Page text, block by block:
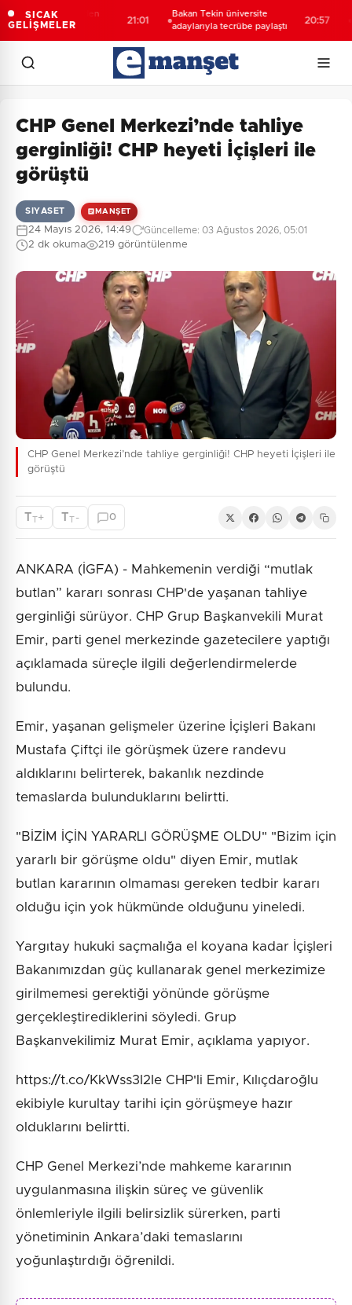
SICAK
GELİŞMELER
öğrencilerden
21:01
Bakan Tekin üniversite
adaylarıyla tecrübe paylaştı
20:57
CHP Genel Merkezi’nde tahliye
gerginliği! CHP heyeti İçişleri ile
görüştü
SIYASET MANŞET
24 Mayıs 2026, 14:49 Güncelleme: 03 Ağustos 2026, 05:01
2 dk okuma 219 görüntülenme
CHP Genel Merkezi’nde tahliye gerginliği! CHP heyeti İçişleri ile
görüştü
TT+ TT - 0
ANKARA (İGFA) - Mahkemenin verdiği “mutlak
butlan” kararı sonrası CHP'de yaşanan tahliye
gerginliği sürüyor. CHP Grup Başkanvekili Murat
Emir, parti genel merkezinde gazetecilere yaptığı
açıklamada süreçle ilgili değerlendirmelerde
bulundu.
Emir, yaşanan gelişmeler üzerine İçişleri Bakanı
Mustafa Çiftçi ile görüşmek üzere randevu
aldıklarını belirterek, bakanlık nezdinde
temaslarda bulunduklarını belirtti.
"BİZİM İÇİN YARARLI GÖRÜŞME OLDU" "Bizim için
yararlı bir görüşme oldu" diyen Emir, mutlak
butlan kararının olmaması gereken tedbir kararı
olduğu için yok hükmünde olduğunu yineledi.
Yargıtay hukuki saçmalığa el koyana kadar İçişleri
Bakanımızdan güç kullanarak genel merkezimize
girilmemesi gerektiği yönünde görüşme
gerçekleştirediklerini söyledi. Grup
Başkanvekilimiz Murat Emir, açıklama yapıyor.
https://t.co/KkWss3I2Ie CHP'li Emir, Kılıçdaroğlu
ekibiyle kurultay tarihi için görüşmeye hazır
olduklarını belirtti.
CHP Genel Merkezi’nde mahkeme kararının
uygulanmasına ilişkin süreç ve güvenlik
önlemleriyle ilgili belirsizlik sürerken, parti
yönetiminin Ankara’daki temaslarını
yoğunlaştırdığı öğrenildi.